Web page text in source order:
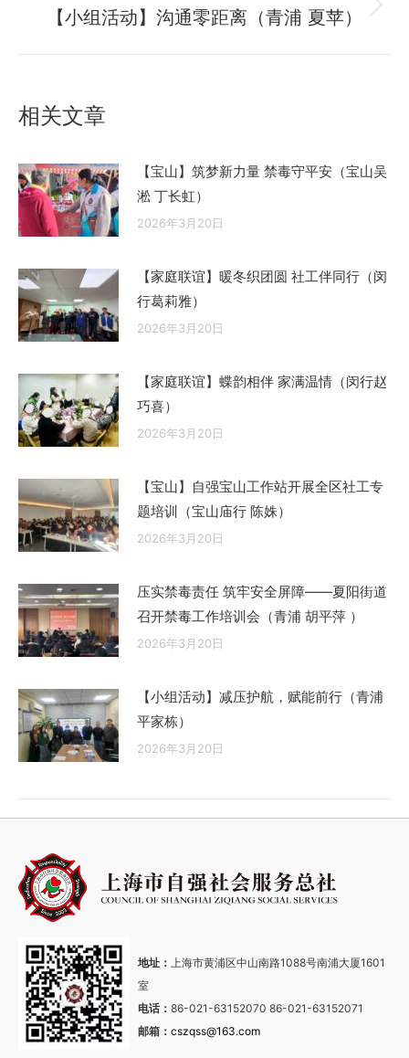
文
未
【小组活动】沟通零距离（青浦 夏苹）
相关文章
【宝山】筑梦新力量 禁毒守平安（宝山吴
淞 丁长虹）
2026年3月20日
【家庭联谊】暖冬织团圆 社工伴同行（闵
行葛莉雅）
2026年3月20日
【家庭联谊】蝶韵相伴 家满温情（闵行赵
巧喜）
2026年3月20日
【宝山】自强宝山工作站开展全区社工专
题培训（宝山庙行 陈姝）
2026年3月20日
压实禁毒责任 筑牢安全屏障——夏阳街道
召开禁毒工作培训会（青浦 胡平萍 ）
2026年3月20日
【小组活动】减压护航，赋能前行（青浦
平家栋）
2026年3月20日
地址： 上海市黄浦区中山南路1088号南浦大厦1601
室
电话： 86-021-63152070 86-021-63152071
邮箱： cszqss@163.com